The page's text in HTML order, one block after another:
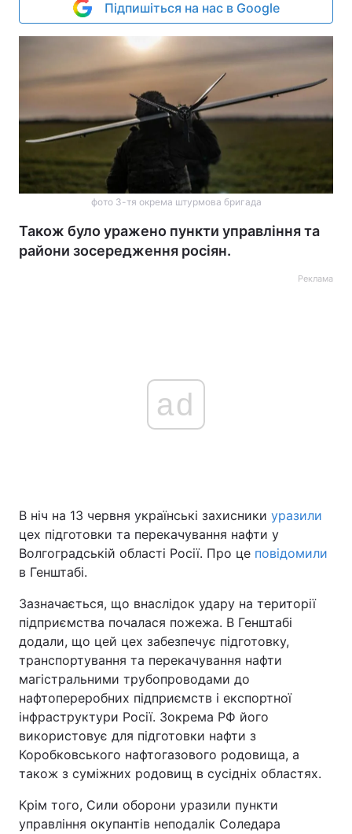
Підпишіться на нас в Google
фото 3-тя окрема штурмова бригада
Також було уражено пункти управління та
райони зосередження росіян.
Реклама
ad
В ніч на 13 червня українські захисники уразили
цех підготовки та перекачування нафти у
Волгоградській області Росії. Про це повідомили
в Генштабі.
Зазначається, що внаслідок удару на території
підприємства почалася пожежа. В Генштабі
додали, що цей цех забезпечує підготовку,
транспортування та перекачування нафти
магістральними трубопроводами до
нафтопереробних підприємств і експортної
інфраструктури Росії. Зокрема РФ його
використовує для підготовки нафти з
Коробковського нафтогазового родовища, а
також з суміжних родовищ в сусідніх областях.
Крім того, Сили оборони уразили пункти
управління окупантів неподалік Соледара